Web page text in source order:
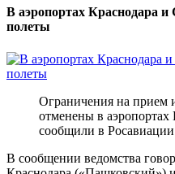
В аэропортах Краснодара
полеты
Ограничения на прием
отменены в
сообщили в
В сообщении ведомства